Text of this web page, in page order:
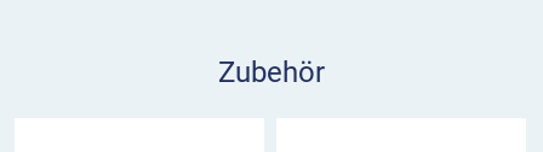
Beton-Aufstellvorrichtungbenötigt.
Zubehör